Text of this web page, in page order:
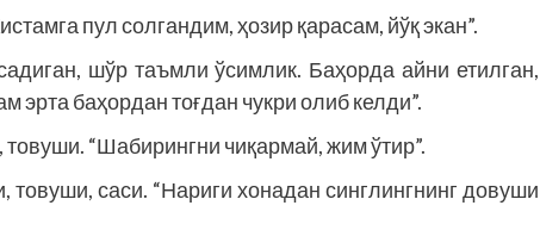
пул солгандим, ҳозир қарасам, йўқ экан”.
шўр таъмли ўсимлик. Баҳорда айни етилган,
эрта баҳордан тоғдан чукри олиб келди”.
товуши. “Шабирингни чиқармай, жим ўтир”.
товуши, саси. “Нариги хонадан синглингнинг довуши